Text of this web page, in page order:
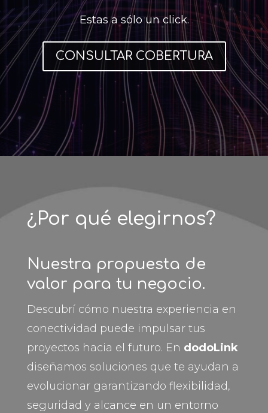
Estas a sólo un click.
CONSULTAR COBERTURA
¿Por qué elegirnos?
Nuestra propuesta de
valor para tu negocio.
Descubrí cómo nuestra experiencia en
conectividad puede impulsar tus
proyectos hacia el futuro. En dodoLink
diseñamos soluciones que te ayudan a
evolucionar garantizando flexibilidad,
seguridad y alcance en un entorno